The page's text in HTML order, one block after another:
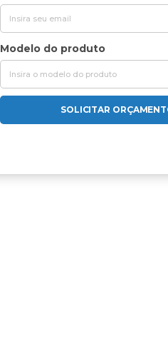
Modelo do produto
SOLICITAR